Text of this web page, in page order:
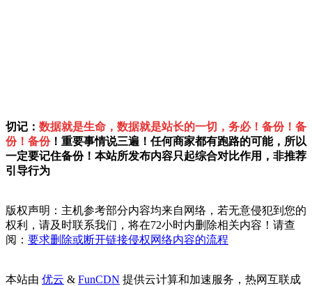
切记： 数据就是生命，数据就是站长的一切，务必！备份！备
份！备份！重要事情说三遍！任何商家都有跑路的可能，所以
一定要记住备份！本站所发布内容只起综合对比作用，非推荐
引导行为
版权声明：主机参考部分内容均来自网络，若无意侵犯到您的
权利，请及时联系我们，将在72小时内删除相关内容！请查
阅： 要求删除或断开链接侵权网络内容的流程
本站由 优云 & FunCDN 提供云计算和加速服务，热网互联成